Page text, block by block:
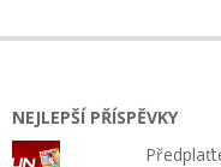
NEJLEPŠÍ PŘÍSPĚVKY